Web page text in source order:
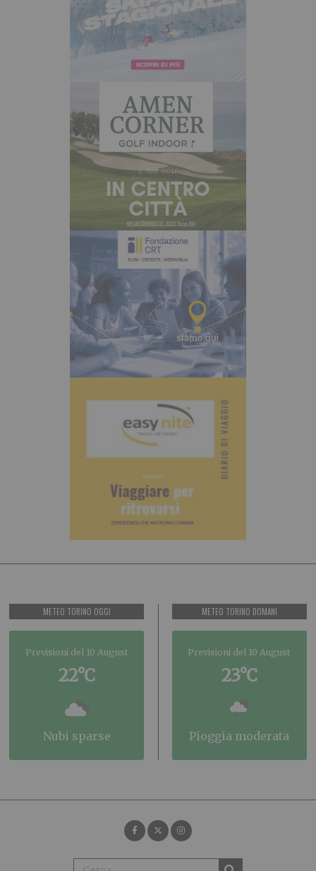
METEO TORINO OGGI
Previsioni del 10 August
22°C
nubi sparse
METEO TORINO DOMANI
Previsioni del 10 August
23°C
pioggia moderata